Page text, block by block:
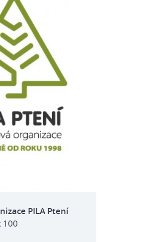
PILA Ptení
100